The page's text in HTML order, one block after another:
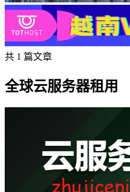
共 1 篇文章
全球云服务器租用